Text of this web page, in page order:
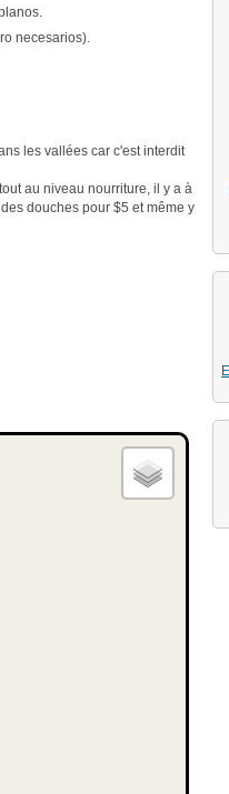
necesarios).
les vallées car c'est interdit
au niveau nourriture, il y a à
douches pour $5 et même y